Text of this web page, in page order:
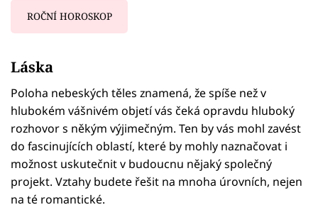
ROČNÍ HOROSKOP
Láska
Poloha nebeských těles znamená, že spíše než v
hlubokém vášnivém objetí vás čeká opravdu hluboký
rozhovor s někým výjimečným. Ten by vás mohl zavést
do fascinujících oblastí, které by mohly naznačovat i
možnost uskutečnit v budoucnu nějaký společný
projekt. Vztahy budete řešit na mnoha úrovních, nejen
na té romantické.